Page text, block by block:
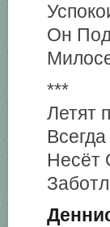
Он
***
Летят
Несёт